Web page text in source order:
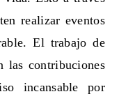
realizar eventos
El trabajo de
las contribuciones
incansable por